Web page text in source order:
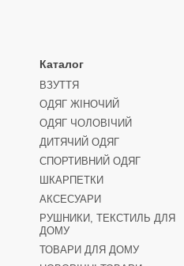
Каталог
ВЗУТТЯ
ОДЯГ ЖІНОЧИЙ
ОДЯГ ЧОЛОВІЧИЙ
ДИТЯЧИЙ ОДЯГ
СПОРТИВНИЙ ОДЯГ
ШКАРПЕТКИ
АКСЕСУАРИ
РУШНИКИ, ТЕКСТИЛЬ ДЛЯ
ДОМУ
ТОВАРИ ДЛЯ ДОМУ